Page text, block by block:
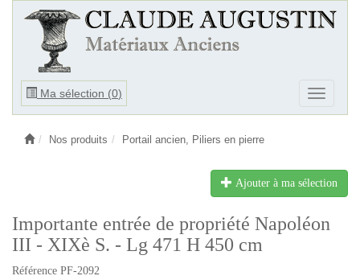
Ma sélection (0)
Ouvrir
Ouvrir
le
Nos produits Portail ancien, Piliers en pierre
Ajouter à ma sélection
Importante entrée de propriété Napoléon
III - XIXè S. - Lg 471 H 450 cm
Référence PF-2092